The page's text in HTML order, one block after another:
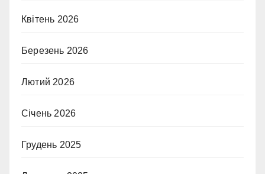
Квітень 2026
Березень 2026
Лютий 2026
Січень 2026
Грудень 2025